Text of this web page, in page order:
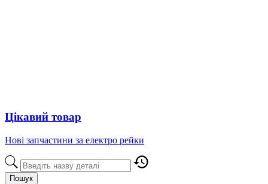
Цікавий товар
Нові запчастини за електро рейки
Пошук